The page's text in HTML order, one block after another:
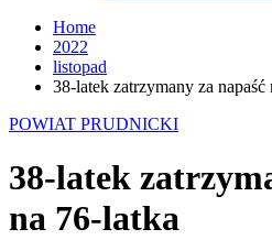
Home
2022
listopad
38-latek zatrzymany za napaść
POWIAT PRUDNICKI
38-latek
na 76-latka